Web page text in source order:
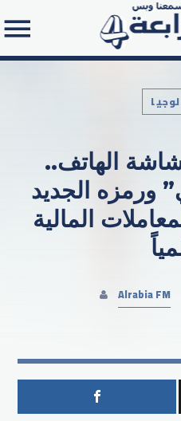
Search in
الهاتف..
ورمزه الجديد
المالية
Alrabia FM